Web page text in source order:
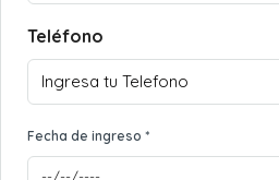
Teléfono
Fecha de ingreso *